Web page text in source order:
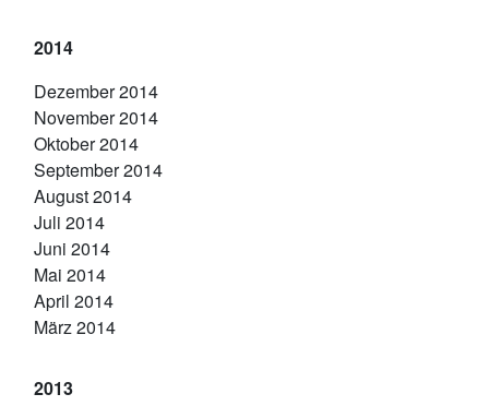
2014
Dezember 2014
November 2014
Oktober 2014
September 2014
August 2014
Juli 2014
Juni 2014
Mai 2014
April 2014
März 2014
2013